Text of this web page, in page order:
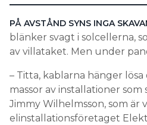
PÅ AVSTÅND SYNS INGA
blänker svagt i solcellerna,
av villataket. Men under
– Titta, kablarna hänger lösa
massor av installationer som
Jimmy Wilhelmsson, som är
elinstallationsföretaget